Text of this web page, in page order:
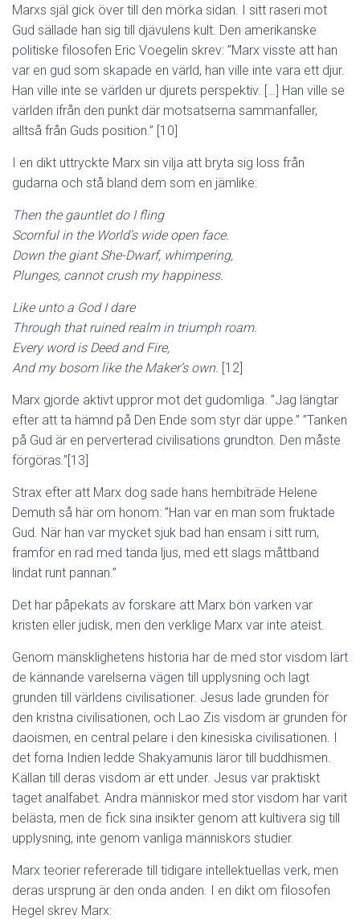
Marxs själ gick över till den mörka sidan. I sitt raseri mot
Gud sällade han sig till djävulens kult. Den amerikanske
politiske filosofen Eric Voegelin skrev: ”Marx visste att han
var en gud som skapade en värld, han ville inte vara ett djur.
Han ville inte se världen ur djurets perspektiv. […] Han ville se
världen ifrån den punkt där motsatserna sammanfaller,
alltså från Guds position.” [10]
I en dikt uttryckte Marx sin vilja att bryta sig loss från
gudarna och stå bland dem som en jämlike:
Then the gauntlet do I fling
Scornful in the World’s wide open face.
Down the giant She-Dwarf, whimpering,
Plunges, cannot crush my happiness.
Like unto a God I dare
Through that ruined realm in triumph roam.
Every word is Deed and Fire,
And my bosom like the Maker’s own. [12]
Marx gjorde aktivt uppror mot det gudomliga. ”Jag längtar
efter att ta hämnd på Den Ende som styr där uppe.” ”Tanken
på Gud är en perverterad civilisations grundton. Den måste
förgöras.”[13]
Strax efter att Marx dog sade hans hembiträde Helene
Demuth så här om honom: ”Han var en man som fruktade
Gud. När han var mycket sjuk bad han ensam i sitt rum,
framför en rad med tända ljus, med ett slags måttband
lindat runt pannan.”
Det har påpekats av forskare att Marx bön varken var
kristen eller judisk, men den verklige Marx var inte ateist.
Genom mänsklighetens historia har de med stor visdom lärt
de kännande varelserna vägen till upplysning och lagt
grunden till världens civilisationer. Jesus lade grunden för
den kristna civilisationen, och Lao Zis visdom är grunden för
daoismen, en central pelare i den kinesiska civilisationen. I
det forna Indien ledde Shakyamunis läror till buddhismen.
Källan till deras visdom är ett under. Jesus var praktiskt
taget analfabet. Andra människor med stor visdom har varit
belästa, men de fick sina insikter genom att kultivera sig till
upplysning, inte genom vanliga människors studier.
Marx teorier refererade till tidigare intellektuellas verk, men
deras ursprung är den onda anden. I en dikt om filosofen
Hegel skrev Marx: